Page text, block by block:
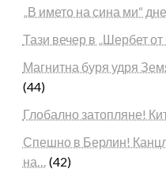
„В името на сина ми“
Тази вечер в „Шербет
Магнитна буря удря
(44)
Глобално затопляне!
Спешно в Берлин!
на… (42)